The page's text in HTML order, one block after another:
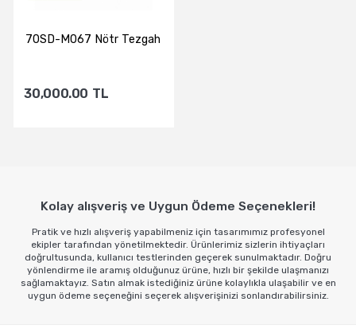
70SD-M067 Nötr Tezgah
30,000.00 TL
Kolay alışveriş ve Uygun Ödeme Seçenekleri!
Pratik ve hızlı alışveriş yapabilmeniz için tasarımımız profesyonel
ekipler tarafından yönetilmektedir. Ürünlerimiz sizlerin ihtiyaçları
doğrultusunda, kullanıcı testlerinden geçerek sunulmaktadır. Doğru
yönlendirme ile aramış olduğunuz ürüne, hızlı bir şekilde ulaşmanızı
sağlamaktayız. Satın almak istediğiniz ürüne kolaylıkla ulaşabilir ve en
uygun ödeme seçeneğini seçerek alışverişinizi sonlandırabilirsiniz.